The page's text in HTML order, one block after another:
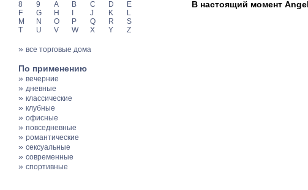
8
9 A B C D
E
F
G H J K
L
M
N O P Q R
S
T
U V W X Y Z
» все торговые дома
По применению
» вечерние
» дневные
» классические
» клубные
» офисные
» повседневные
» романтические
» сексуальные
» современные
» спортивные
В настоящий момент